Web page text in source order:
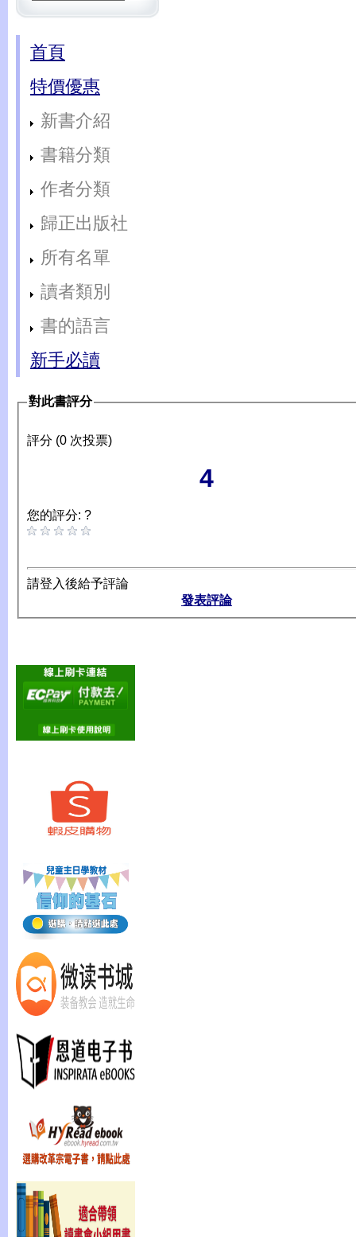
首頁
特價優惠
新書介紹
書籍分類
作者分類
歸正出版社
所有名單
讀者類別
書的語言
新手必讀
對此書評分
評分 (0 次投票)
4
您的評分: ?
請登入後給予評論
發表評論